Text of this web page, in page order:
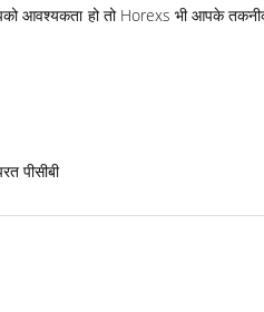
आवश्यकता हो तो Horexs भी आपके
पीसीबी